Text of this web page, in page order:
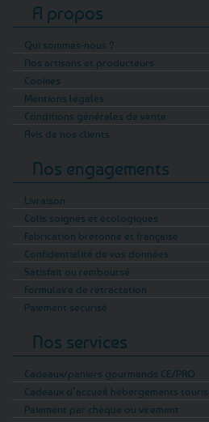
A propos
Qui sommes-nous ?
Nos artisans et producteurs
Cookies
Mentions légales
Conditions générales de vente
Avis de nos clients
Nos engagements
Livraison
Colis soignés et écologiques
Fabrication bretonne et française
Confidentialité de vos données
Satisfait ou remboursé
Formulaire de rétractation
Paiement sécurisé
Nos services
Cadeaux/paniers gourmands CE/PRO
Cadeaux d’accueil hébergements
Paiement par chèque ou virement